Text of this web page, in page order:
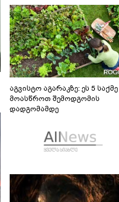
აგვისტო აგარაკზე: ეს 5
მოასწროთ შემოდგომის
დადგომამდე